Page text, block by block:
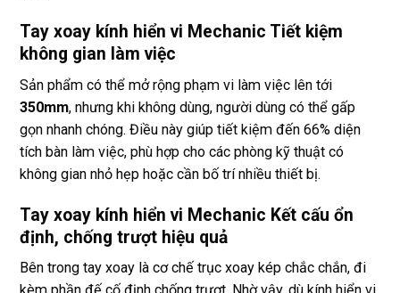
Tay xoay kính hiển vi Mechanic Tiết kiệm
không gian làm việc
Sản phẩm có thể mở rộng phạm vi làm việc lên tới
350mm, nhưng khi không dùng, người dùng có thể gấp
gọn nhanh chóng. Điều này giúp tiết kiệm đến 66% diện
tích bàn làm việc, phù hợp cho các phòng kỹ thuật có
không gian nhỏ hẹp hoặc cần bố trí nhiều thiết bị.
Tay xoay kính hiển vi Mechanic Kết cấu ổn
định, chống trượt hiệu quả
Bên trong tay xoay là cơ chế trục xoay kép chắc chắn, đi